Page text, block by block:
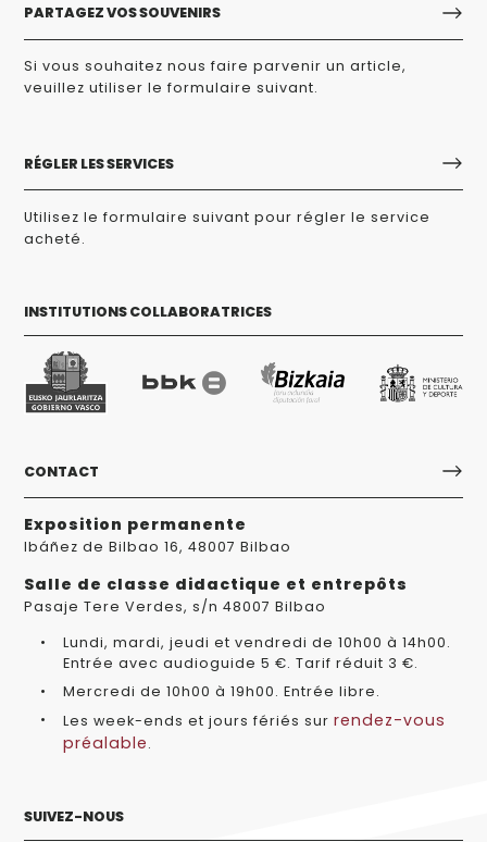
PARTAGEZ VOS SOUVENIRS
Si vous souhaitez nous faire parvenir un article,
veuillez utiliser le formulaire suivant.
RÉGLER LES SERVICES
Utilisez le formulaire suivant pour régler le service
acheté.
INSTITUTIONS COLLABORATRICES
CONTACT
Exposition permanente
Ibáñez de Bilbao 16, 48007 Bilbao
Salle de classe didactique et entrepôts
Pasaje Tere Verdes, s/n 48007 Bilbao
Lundi, mardi, jeudi et vendredi de 10h00 à 14h00.
Entrée avec audioguide 5 €. Tarif réduit 3 €.
Mercredi de 10h00 à 19h00. Entrée libre.
Les week-ends et jours fériés sur rendez-vous
préalable.
SUIVEZ-NOUS